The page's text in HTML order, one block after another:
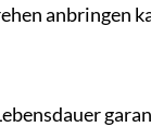
anbringen